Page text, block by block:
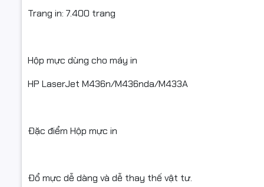
Trang in: 7.400 trang
Hộp mực dùng cho máy in
HP LaserJet M436n/M436nda/M433A
Đặc điểm Hộp mực in
Đổ mực dễ dàng và dễ thay thế vật tư.